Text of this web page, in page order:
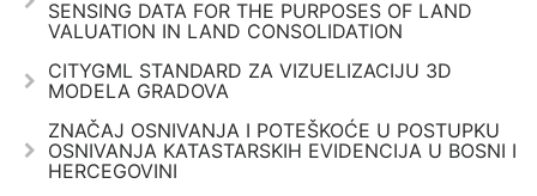
SENSING DATA FOR THE PURPOSES OF LAND
VALUATION IN LAND CONSOLIDATION
CITYGML STANDARD ZA VIZUELIZACIJU 3D
MODELA GRADOVA
ZNAČAJ OSNIVANJA I POTEŠKOĆE U POSTUPKU
OSNIVANJA KATASTARSKIH EVIDENCIJA U BOSNI I
HERCEGOVINI